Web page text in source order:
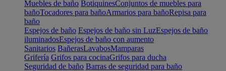
Muebles de baño BotiquinesConjuntos de muebles para
bañoTocadores para bañoArmarios para bañoRepisa para
baño
Espejos de baño Espejos de baño sin LuzEspejos de baño
iluminadosEspejos de baño con aumento
Sanitarios BañerasLavabosMamparas
Grifería Grifos para cocinaGrifos para ducha
Seguridad de baño Barras de seguridad para baño